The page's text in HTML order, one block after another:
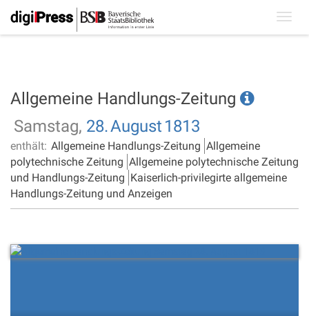
Allgemeine Handlungs-Zeitung
Samstag, 28.August 1813
enthält: Allgemeine Handlungs-Zeitung Allgemeine
polytechnische Zeitung Allgemeine polytechnische Zeitung
und Handlungs-Zeitung Kaiserlich-privilegirte allgemeine
Handlungs-Zeitung und Anzeigen